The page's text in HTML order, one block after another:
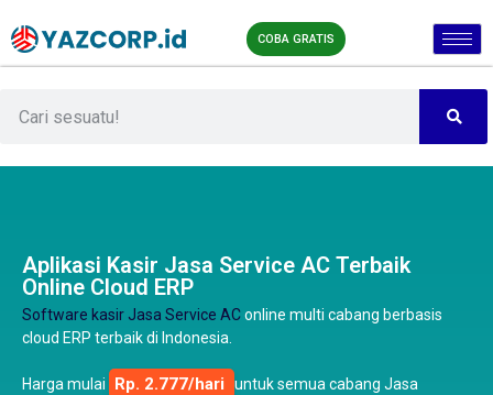
COBA GRATIS
Aplikasi Kasir Jasa Service AC Terbaik
Online Cloud ERP
Software kasir Jasa Service AConline multi cabang berbasis
cloud ERP terbaik di Indonesia.
Harga mulai Rp. 2.777/hari untuk semua cabang Jasa